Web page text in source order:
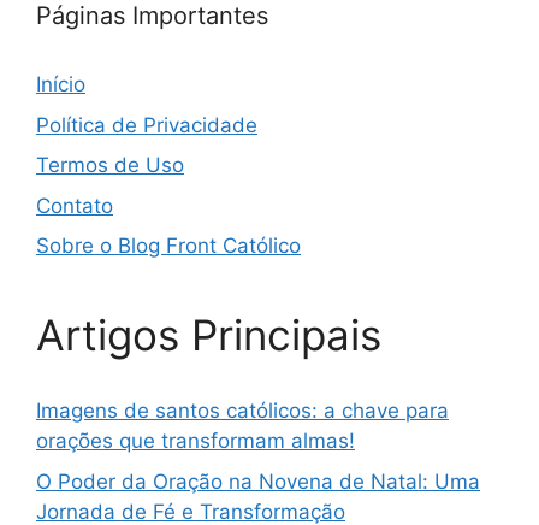
Páginas Importantes
Início
Política de Privacidade
Termos de Uso
Contato
Sobre o Blog Front Católico
Artigos Principais
Imagens de santos católicos: a chave para
orações que transformam almas!
O Poder da Oração na Novena de Natal: Uma
Jornada de Fé e Transformação